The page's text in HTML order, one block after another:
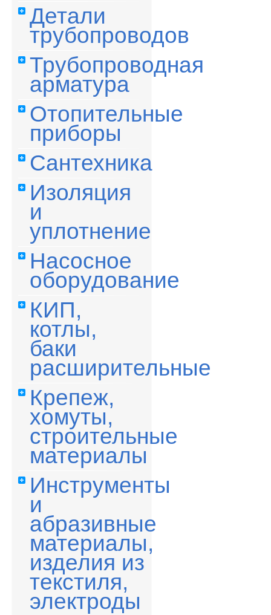
Детали
трубопроводов
Трубопроводная
арматура
Отопительные
приборы
Сантехника
Изоляция
и
уплотнение
Насосное
оборудование
КИП,
котлы,
баки
расширительные
Крепеж,
хомуты,
строительные
материалы
Инструменты
и
абразивные
материалы,
изделия из
текстиля,
электроды